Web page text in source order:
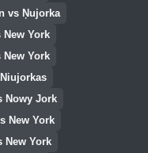
vs Ņujorka
New York
New York
Nowy Jork
New York
New York